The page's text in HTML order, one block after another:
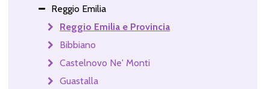
Reggio Emilia
Reggio Emilia e Provincia
Bibbiano
Castelnovo Ne' Monti
Guastalla